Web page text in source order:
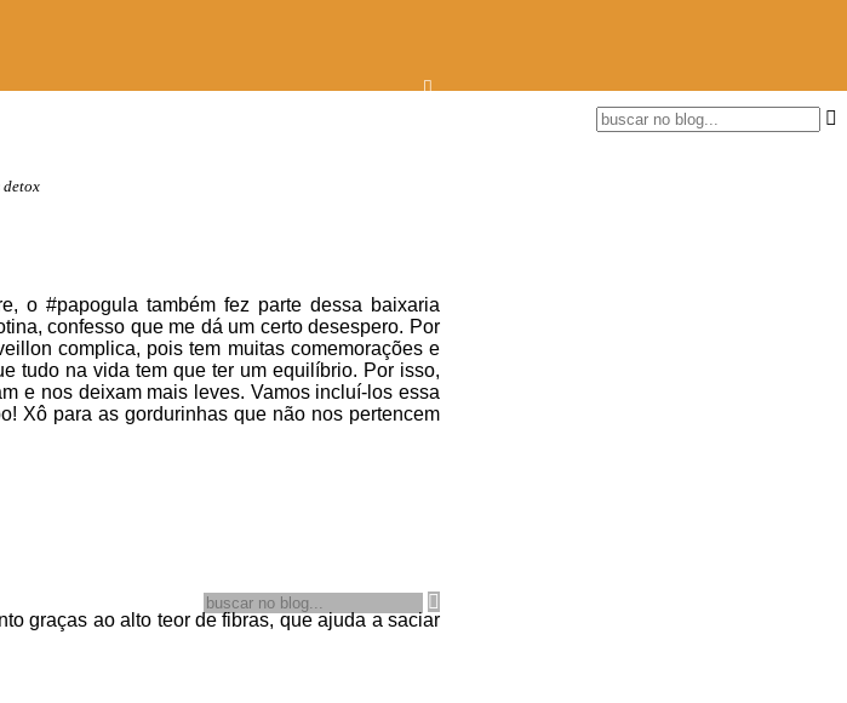
detox
o #papogula também fez parte dessa baixaria
confesso que me dá um certo desespero. Por
complica, pois tem muitas comemorações e
tudo na vida tem que ter um equilíbrio. Por isso,
e nos deixam mais leves. Vamos incluí-los essa
Xô para as gordurinhas que não nos pertencem
graças ao alto teor de fibras, que ajuda a saciar